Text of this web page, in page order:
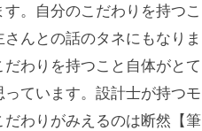
す。自分のこだわりを持つこ
さんとの話のタネにもなりま
わりを持つこと自体がとて
っています。設計士が持つモ
だわりがみえるのは断然【筆